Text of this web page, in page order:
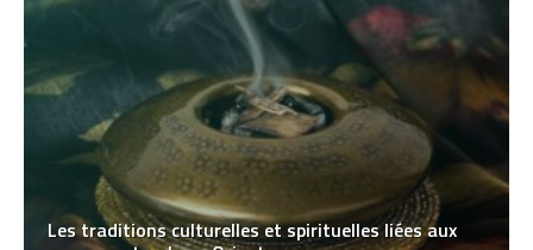
Les traditions culturelles et spirituelles liées aux